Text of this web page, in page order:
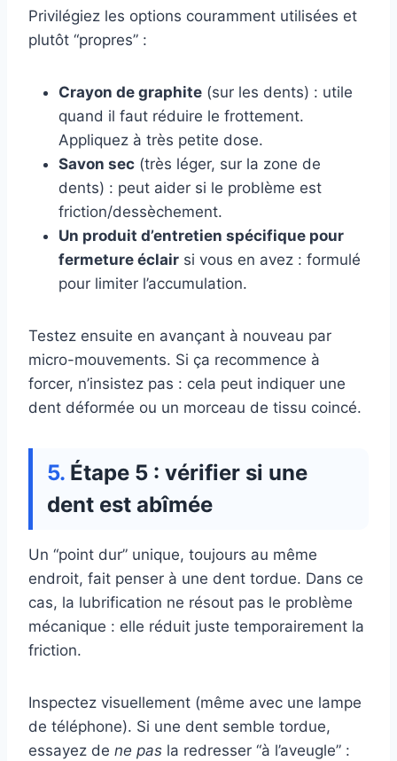
Privilégiez les options couramment utilisées et
plutôt “propres” :
Crayon de graphite (sur les dents) : utile
quand il faut réduire le frottement.
Appliquez à très petite dose.
Savon sec (très léger, sur la zone de
dents) : peut aider si le problème est
friction/dessèchement.
Un produit d’entretien spécifique pour
fermeture éclair si vous en avez : formulé
pour limiter l’accumulation.
Testez ensuite en avançant à nouveau par
micro-mouvements. Si ça recommence à
forcer, n’insistez pas : cela peut indiquer une
dent déformée ou un morceau de tissu coincé.
Étape 5 : vérifier si une
dent est abîmée
Un “point dur” unique, toujours au même
endroit, fait penser à une dent tordue. Dans ce
cas, la lubrification ne résout pas le problème
mécanique : elle réduit juste temporairement la
friction.
Inspectez visuellement (même avec une lampe
de téléphone). Si une dent semble tordue,
essayez de ne pas la redresser “à l’aveugle” :